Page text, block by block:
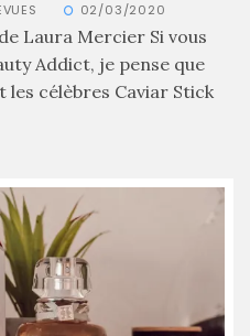
02/03/2020
Laura Mercier Si vous
Addict, je pense que
célèbres Caviar Stick